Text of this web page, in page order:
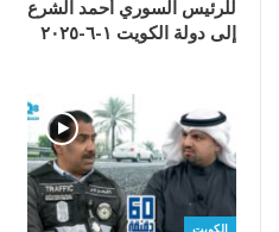
للرئيس السوري أحمد الشرع
إلى دولة الكويت ١-٦-٢٠٢٥
الكويت